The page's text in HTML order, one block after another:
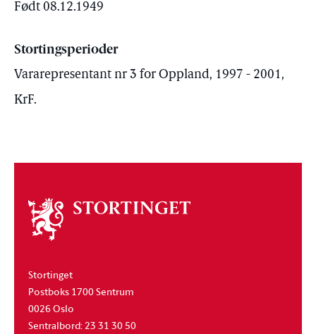
Født 08.12.1949
Stortingsperioder
Vararepresentant nr 3 for Oppland, 1997 - 2001,
KrF.
Om
stortinget
Stortinget
Postboks 1700 Sentrum
0026 Oslo
Sentralbord: 23 31 30 50